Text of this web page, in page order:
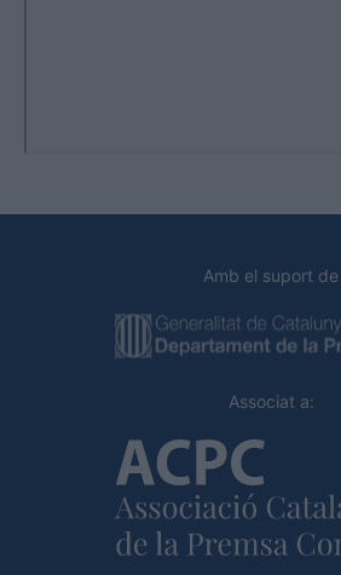
Amb el suport de
Associat a: